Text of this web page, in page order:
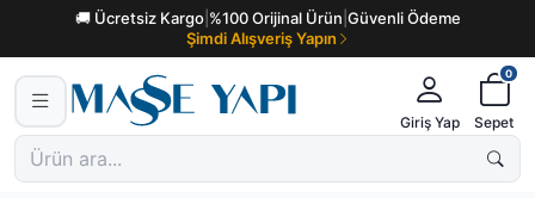
🚚 Ücretsiz Kargo| %100 Orijinal Ürün Güvenli Ödeme
Şimdi Alışveriş Yapın
Giriş Yap
0
Sepet